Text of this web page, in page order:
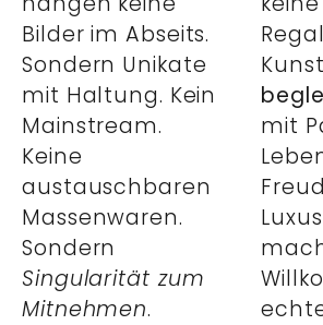
Bilder im Abseits.
Sondern Unikate
mit Haltung. Kein
Mainstream.
Keine
austauschbaren
Massenwaren.
Sondern
Singularität zum
Mitnehmen.
mit